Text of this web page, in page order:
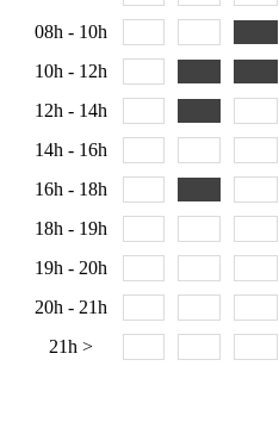
08h - 10h
10h - 12h
12h - 14h
14h - 16h
16h - 18h
18h - 19h
19h - 20h
20h - 21h
21h >